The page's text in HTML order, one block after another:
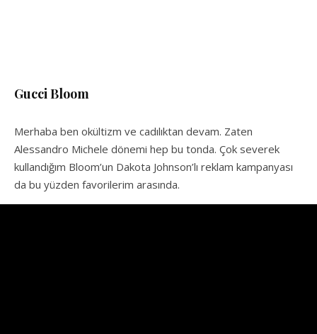
Gucci Bloom
Merhaba ben okültizm ve cadılıktan devam. Zaten
Alessandro Michele dönemi hep bu tonda. Çok severek
kullandığım Bloom’un Dakota Johnson’lı reklam kampanyası
da bu yüzden favorilerim arasında.